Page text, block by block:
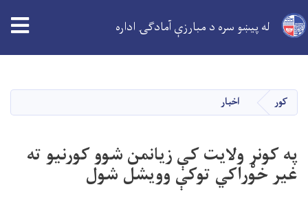
له پیښو سره د مبارزې آمادګۍ اداره
کور اخبار
په کونړ ولایت کې زیانمن شوو کورنیو ته
غیر خوراکي توکې وویشل شول